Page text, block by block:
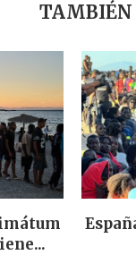
TAMBIÉN